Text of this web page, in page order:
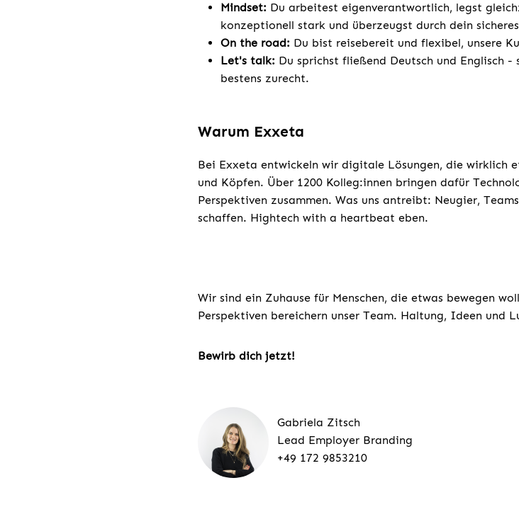
Mindset: Du arbeitest eigenverantwortlich, legst
konzeptionell stark und überzeugst durch dein
On the road: Du bist reisebereit und flexibel, unsere
Let's talk: Du sprichst fließend Deutsch und Englisch
bestens zurecht.
Warum Exxeta
Bei Exxeta entwickeln wir digitale Lösungen, die wirklich
und Köpfen. Über 1200 Kolleg:innen bringen dafür
Perspektiven zusammen. Was uns antreibt: Neugier,
schaffen. Hightech with a heartbeat eben.
Wir sind ein Zuhause für Menschen, die etwas bewegen
Perspektiven bereichern unser Team. Haltung, Ideen und
Bewirb dich jetzt!
Gabriela Zitsch
Lead Employer Branding
+49 172 9853210